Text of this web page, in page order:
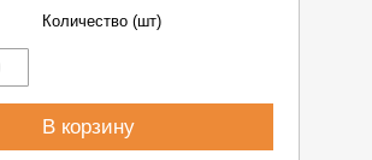
Количество (шт)
В корзину